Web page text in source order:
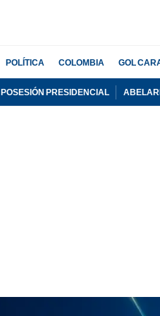
POLÍTICA COLOMBIA GOL
POSESIÓN PRESIDENCIAL